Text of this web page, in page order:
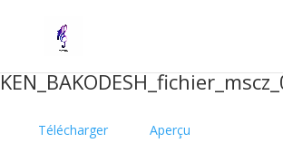
Télécharger Aperçu